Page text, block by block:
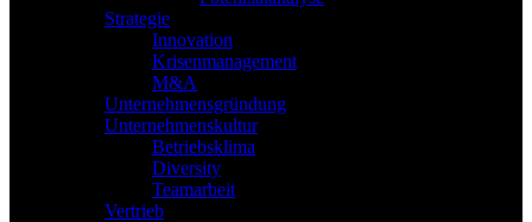
Strategie
Innovation
Krisenmanagement
M&A
Unternehmensgründung
Unternehmenskultur
Betriebsklima
Diversity
Teamarbeit
Vertrieb